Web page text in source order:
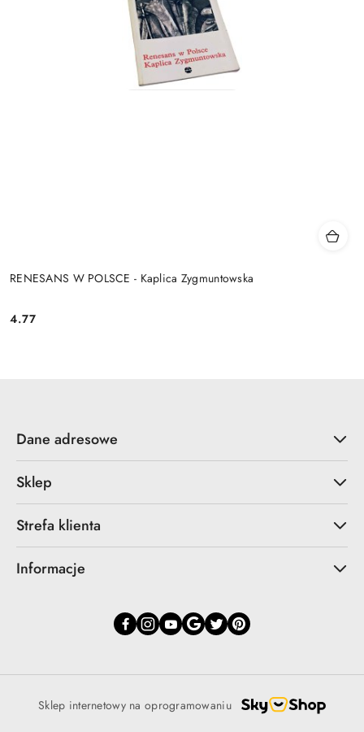
RENESANS W POLSCE - Kaplica Zygmuntowska
Cena:
4.77
Dane adresowe
Sklep
Strefa klienta
Informacje
Sklep internetowy na oprogramowaniu